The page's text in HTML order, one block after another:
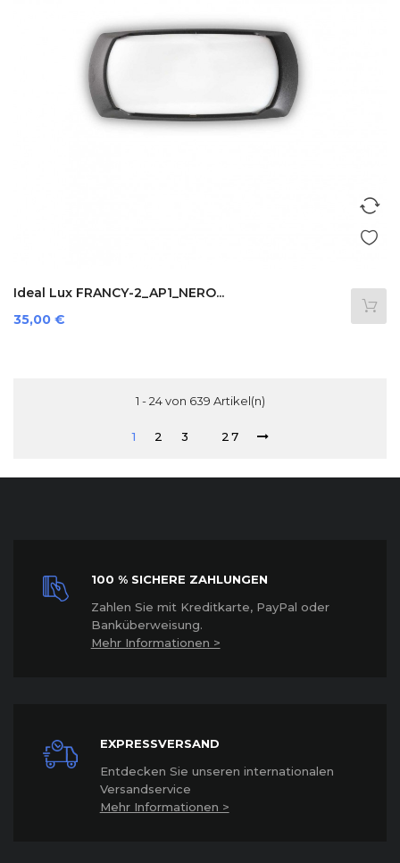
Ideal Lux FRANCY-2_AP1_NERO...
Preis
35,00 €
1 - 24 von 639 Artikel(n)
1 2 3 27
100 % SICHERE ZAHLUNGEN
Zahlen Sie mit Kreditkarte, PayPal oder
Banküberweisung.
Mehr Informationen >
EXPRESSVERSAND
Entdecken Sie unseren internationalen
Versandservice
Mehr Informationen >